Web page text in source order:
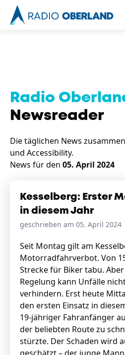
Newsreader
Stellenangebote
Unternehmen
Das geheime Geräusch
Wandern
Fotobox
Amphibienschutz
Team
Programm
Service
Handwerker
Radio
Newsreader
Die täglichen News
und Accessibility.
News für den 05. April 2024
Kesselberg: Erster
in diesem Jahr
geschrieben am 05. April 2024
Seit Montag gilt am
Motorradfahrverbot. Von
Strecke für Biker tabu.
Regelung kann Unfälle
verhindern. Erst heute
den ersten Einsatz in
19-jähriger Fahranfänger
der beliebten Route zu
stürzte. Der Schaden wird